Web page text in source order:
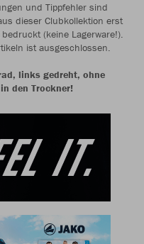
und Tippfehler sind
dieser Clubkollektion erst
(keine Lagerware!).
ist ausgeschlossen.
links gedreht, ohne
den Trockner!